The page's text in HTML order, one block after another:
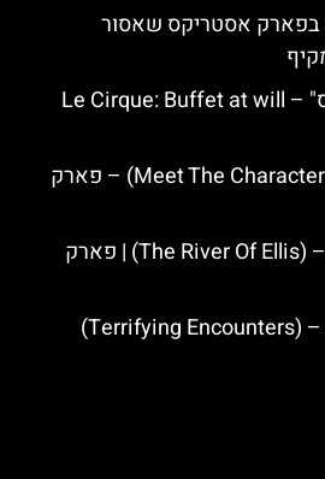
בפארק אסטריקס שאסור
מסעדת "בופה הקרקס" – Le Cirque: Buffet at will
מפגש עם הדמויות (Meet The Characters) – פארק
שייט בנהר של אליס – (The River Of Ellis) | פארק
מופע: מפגשי האימה – (Terrifying Encounters)